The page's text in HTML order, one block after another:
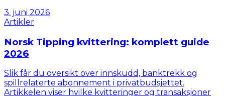
3. juni 2026
Artikler
Norsk Tipping kvittering: komplett guide
2026
Slik får du oversikt over innskudd, banktrekk og
spillrelaterte abonnement i privatbudsjettet.
Artikkelen viser hvilke kvitteringer og transaksjoner